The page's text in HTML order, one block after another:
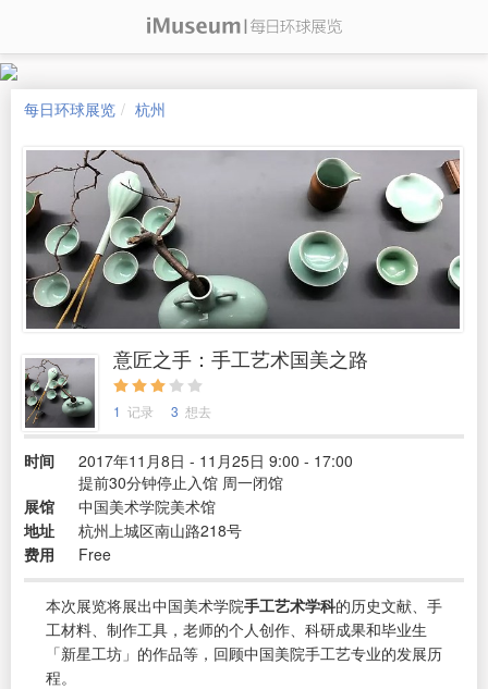
每日环球展览 杭州
意匠之手：手工艺术国美之路
1 记录 3 想去
时间
2017年11月8日 - 11月25日 9:00 - 17:00
提前30分钟停止入馆 周一闭馆
展馆
中国美术学院美术馆
地址
杭州上城区南山路218号
费用
Free
本次展览将展出中国美术学院手工艺术学科的历史文献、手
工材料、制作工具，老师的个人创作、科研成果和毕业生
「新星工坊」的作品等，回顾中国美院手工艺专业的发展历
程。